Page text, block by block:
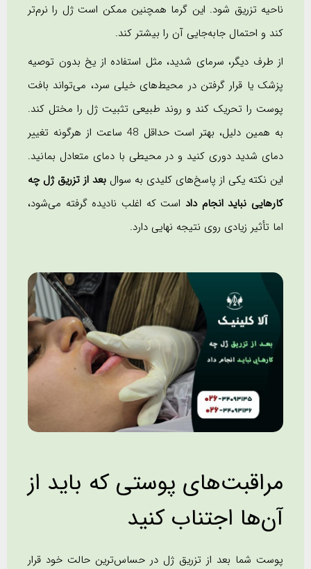
ناحیه تزریق شود. این گرما همچنین ممکن است ژل را نرم‌تر
کند و احتمال جابه‌جایی آن را بیشتر کند.
از طرف دیگر، سرمای شدید، مثل استفاده از یخ بدون توصیه
پزشک یا قرار گرفتن در محیط‌های خیلی سرد، می‌تواند بافت
پوست را تحریک کند و روند طبیعی تثبیت ژل را مختل کند.
به همین دلیل، بهتر است حداقل 48 ساعت از هرگونه تغییر
دمای شدید دوری کنید و در محیطی با دمای متعادل بمانید.
این نکته یکی از پاسخ‌های کلیدی به سوال بعد از تزریق ژل چه
کارهایی نباید انجام داداست که اغلب نادیده گرفته می‌شود،
اما تأثیر زیادی روی نتیجه نهایی دارد.
مراقبت‌های پوستی که باید از
آن‌ها اجتناب کنید
پوست شما بعد از تزریق ژل در حساس‌ترین حالت خود قرار